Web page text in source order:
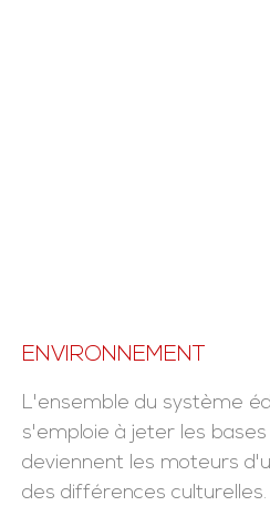
ENVIRONNEMENT
L'ensemble du système
s'emploie à jeter les
deviennent les moteurs
des différences culturelles.